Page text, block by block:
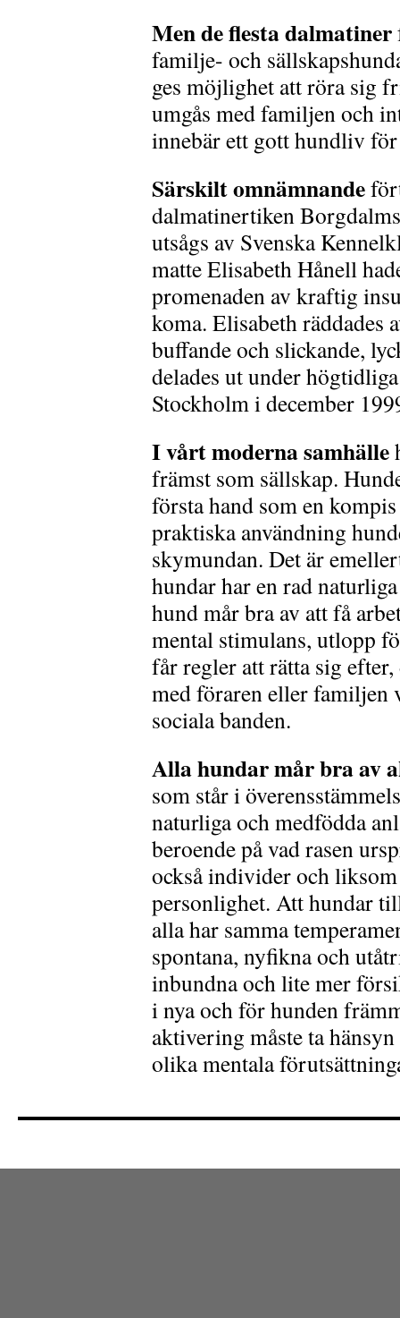
Men de flesta dalmatiner
familje- och
ges möjlighet att röra sig
umgås med familjen och
innebär ett gott hundliv
Särskilt omnämnande
dalmatinertiken
utsågs av Svenska
matte Elisabeth Hånell
promenaden av kraftig
koma. Elisabeth
buffande och slickande,
delades ut under
Stockholm i december
I vårt moderna samhälle
främst som sällskap.
första hand som en
praktiska användning
skymundan. Det är
hundar har en rad
hund mår bra av att få
mental stimulans, utlopp
får regler att rätta sig
med föraren eller familjen
sociala banden.
Alla hundar mår bra av
som står i
naturliga och medfödda
beroende på vad rasen
också individer och
personlighet. Att hundar
alla har samma
spontana, nyfikna och
inbundna och lite mer
i nya och för hunden
aktivering måste ta
olika mentala